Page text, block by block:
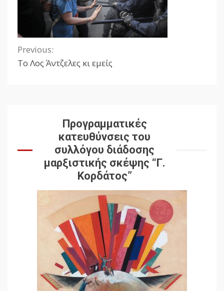
Continue
Previous:
Το Λος Άντζελες κι εμείς
Προγραμματικές
κατευθύνσεις του
συλλόγου διάδοσης
μαρξιστικής σκέψης “Γ.
Κορδάτος”